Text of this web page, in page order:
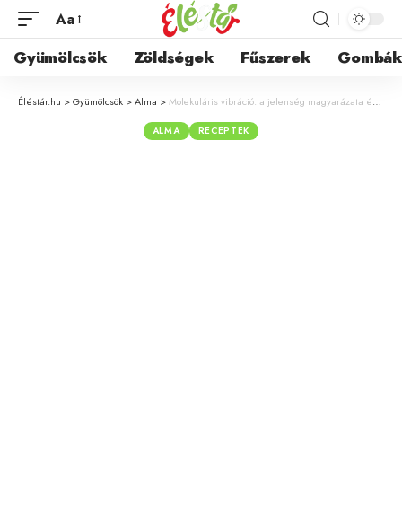
Aa
Gyümölcsök Zöldségek Fűszerek Gombák
Éléstár.hu >Gyümölcsök >Alma >Molekuláris vibráció: a jelenség magyarázata és típusai
ALMA RECEPTEK